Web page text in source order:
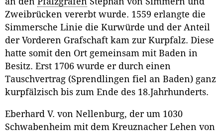
Zweibrücken vererbt wurde. 1559 erlangte die
Simmersche Linie die Kurwürde und der Anteil
der Vorderen Grafschaft kam zur Kurpfalz. Diese
hatte somit den Ort gemeinsam mit Baden in
Besitz. Erst 1706 wurde er durch einen
Tauschvertrag (Sprendlingen fiel an Baden) ganz
kurpfälzisch bis zum Ende des 18.Jahrhunderts.
Eberhard V. von Nellenburg, der um 1030
Schwabenheim mit dem Kreuznacher Lehen von